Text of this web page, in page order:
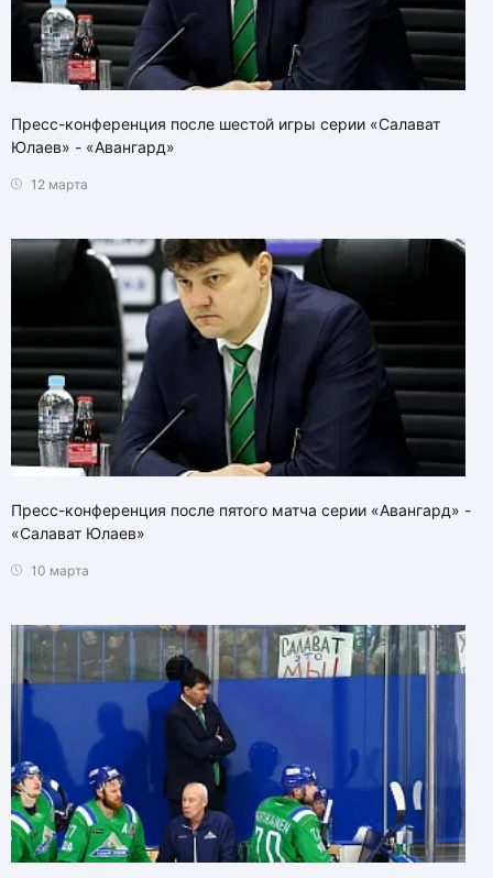
Пресс-конференция после шестой игры серии «Салават
Юлаев» - «Авангард»
12 марта
Пресс-конференция после пятого матча серии «Авангард» -
«Салават Юлаев»
10 марта